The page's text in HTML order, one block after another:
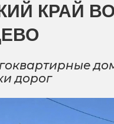
КРАЙ
дорог